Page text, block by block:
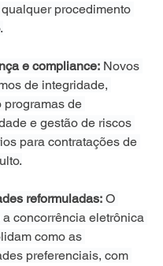
procedimento
e compliance: Novos
de integridade,
programas de
e gestão de riscos
para contratações de
reformuladas: O
a concorrência eletrônica
como as
preferenciais, com